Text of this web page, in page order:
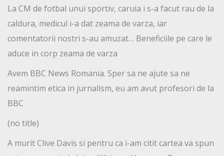
La CM de fotbal unui sportiv, caruia i s-a facut rau de la
caldura, medicul i-a dat zeama de varza, iar
comentatorii nostri s-au amuzat… Beneficiile pe care le
aduce in corp zeama de varza
Avem BBC News Romania. Sper sa ne ajute sa ne
reamintim etica in jurnalism, eu am avut profesori de la
BBC
(no title)
A murit Clive Davis si pentru ca i-am citit cartea va spun